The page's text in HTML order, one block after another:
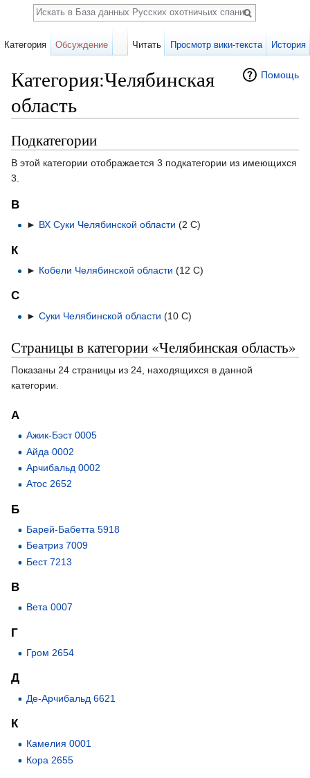
Помощь
Категория:Челябинская
область
Подкатегории
В этой категории отображается 3 подкатегории из имеющихся
3.
В
► ВХ Суки Челябинской области ‎(2 С)
К
► Кобели Челябинской области ‎(12 С)
С
►Суки Челябинской области ‎(10 С)
Страницы в категории «Челябинская область»
Показаны 24 страницы из 24, находящихся в данной
категории.
А
Ажик-Бэст 0005
Айда 0002
Арчибальд 0002
Атос 2652
Б
Барей-Бабетта 5918
Беатриз 7009
Бест 7213
В
Вета 0007
Г
Гром 2654
Д
Де-Арчибальд 6621
К
Камелия 0001
Кора 2655
Категория Обсуждение Читать Просмотр вики-текста История
Поиск